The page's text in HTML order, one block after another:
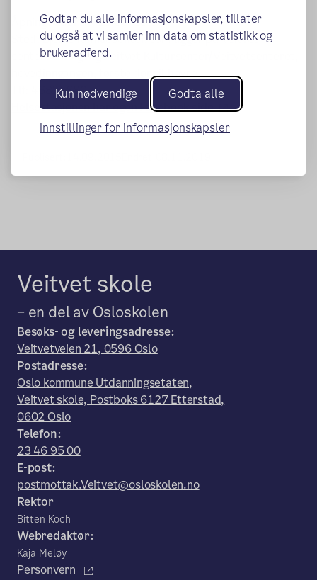
Godtar du alle informasjonskapsler, tillater
du også at vi samler inn data om statistikk og
brukeradferd.
Kun nødvendige Godta alle
Innstillinger for informasjonskapsler
Åpningstider: Kl 15.30–18.30
Sted: Bjerke familiesenter, som ligger på Veitvet
senteret. Inngang Veitvet Kultursenter/Veitvetsenteret,
hovedinngangen, første dør til høyre.
Tlf: 46824680
Helsestasjonen har egen Facebook side
(ekstern lenke)
Veitvet skole
– en del av Osloskolen
Besøks- og leveringsadresse:
Veitvetveien 21, 0596 Oslo
Postadresse:
Oslo kommune Utdanningsetaten,
Veitvet skole, Postboks 6127 Etterstad,
0602 Oslo
Telefon:
23 46 95 00
E-post:
postmottak.Veitvet@osloskolen.no
Rektor
Bitten Koch
Webredaktør:
Kaja Meløy
Personvern